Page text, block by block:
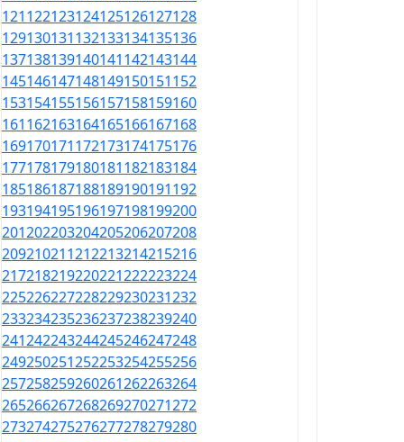
121122123124125126127128
129130131132133134135136
137138139140141142143144
145146147148149150151152
153154155156157158159160
161162163164165166167168
169170171172173174175176
177178179180181182183184
185186187188189190191192
193194195196197198199200
201202203204205206207208
209210211212213214215216
217218219220221222223224
225226227228229230231232
233234235236237238239240
241242243244245246247248
249250251252253254255256
257258259260261262263264
265266267268269270271272
273274275276277278279280